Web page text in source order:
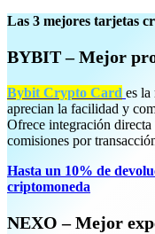
Las 3 mejores tarjetas
BYBIT – Mejor
Bybit Crypto Card es la
aprecian la facilidad y
Ofrece integración
comisiones por
Hasta un 10% de
criptomoneda
NEXO – Mejor